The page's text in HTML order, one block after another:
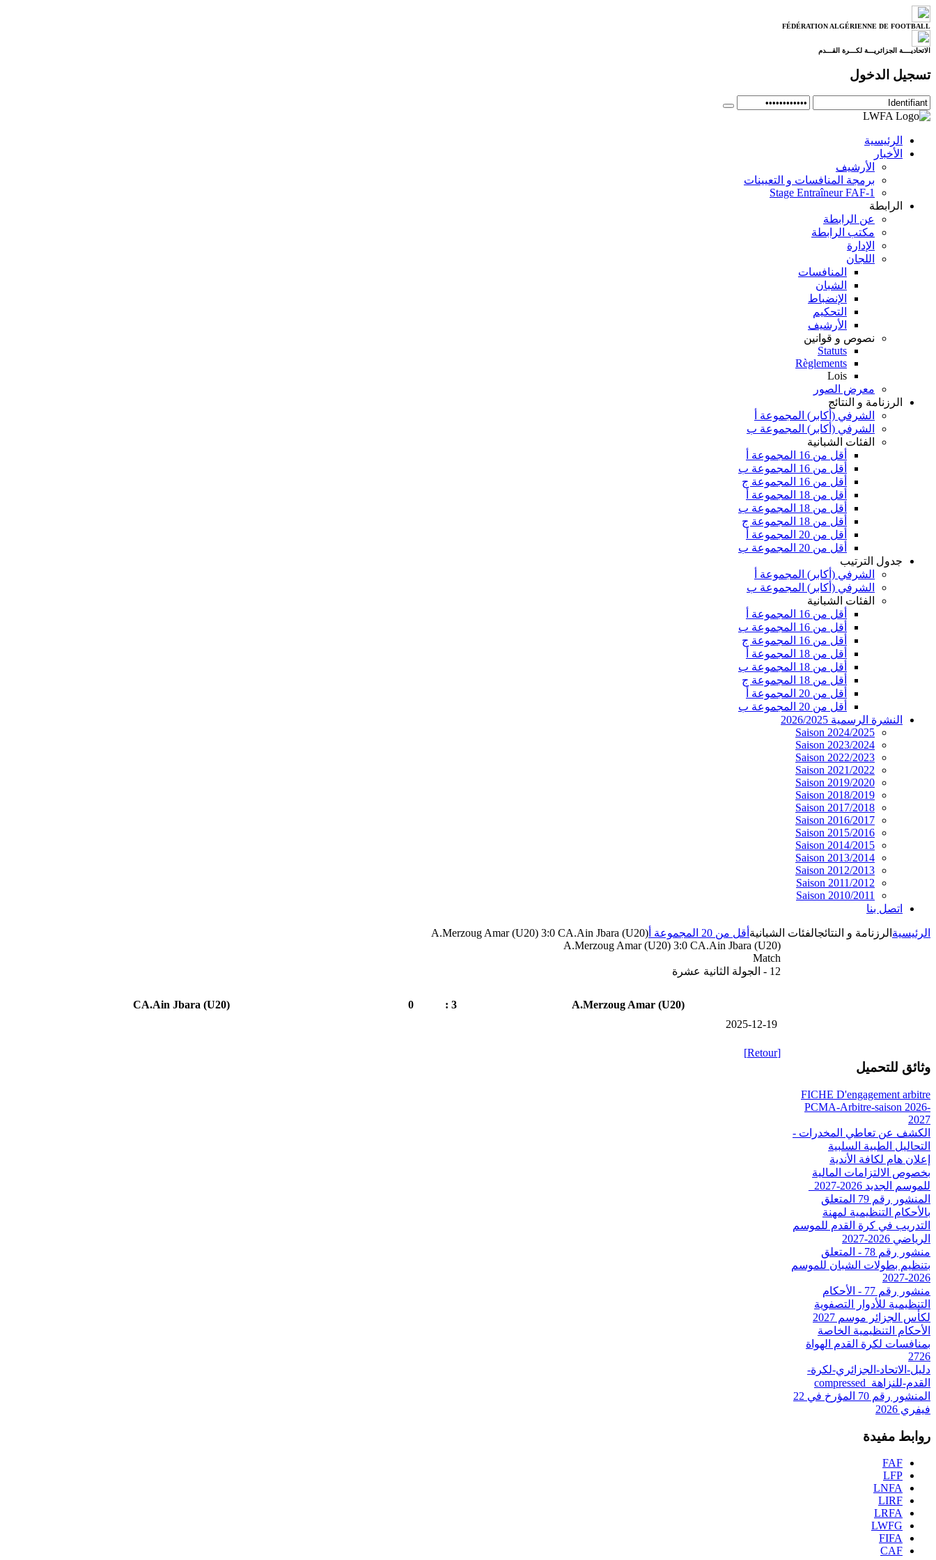
FÉDÉRATION ALGÉRIENNE DE FOOTBALL
الاتحاديــــة الجزائريـــة لكـــرة القـــدم
تسجيل الدخول
الرئيسية
الأخبار
الأرشيف
برمجة المنافسات و التعيينات
Stage Entraîneur FAF-1
الرابطة
عن الرابطة
مكتب الرابطة
الإدارة
اللجان
المنافسات
الشبان
الإنضباط
التحكيم
الأرشيف
نصوص و قوانين
Statuts
Règlements
Lois
معرض الصور
الرزنامة و النتائج
الشرفي (أكابر) المجموعة أ
الشرفي (أكابر) المجموعة ب
الفئات الشبانية
أقل من 16 المجموعة أ
أقل من 16 المجموعة ب
أقل من 16 المجموعة ج
أقل من 18 المجموعة أ
أقل من 18 المجموعة ب
أقل من 18 المجموعة ج
أقل من 20 المجموعة أ
أقل من 20 المجموعة ب
جدول الترتيب
الشرفي (أكابر) المجموعة أ
الشرفي (أكابر) المجموعة ب
الفئات الشبانية
أقل من 16 المجموعة أ
أقل من 16 المجموعة ب
أقل من 16 المجموعة ج
أقل من 18 المجموعة أ
أقل من 18 المجموعة ب
أقل من 18 المجموعة ج
أقل من 20 المجموعة أ
أقل من 20 المجموعة ب
النشرة الرسمية 2026/2025
Saison 2024/2025
Saison 2023/2024
Saison 2022/2023
Saison 2021/2022
Saison 2019/2020
Saison 2018/2019
Saison 2017/2018
Saison 2016/2017
Saison 2015/2016
Saison 2014/2015
Saison 2013/2014
Saison 2012/2013
Saison 2011/2012
Saison 2010/2011
اتصل بنا
الرئيسية الرزنامة و النتائجالفئات الشبانية أقل من 20 المجموعة أ
A.Merzoug Amar (U20) 3:0 CA.Ain Jbara (U20)
A.Merzoug Amar (U20) 3:0 CA.Ain Jbara (U20)
Match
12 - الجولة الثانية عشرة
A.Merzoug Amar (U20)
3 :
0
CA.Ain Jbara (U20)
2025-12-19
[Retour]
وثائق للتحميل
FICHE D'engagement arbitre
PCMA-Arbitre-saison 2026-
2027
الكشف عن تعاطي المخدرات -
التحاليل الطبية السلبية
إعلان هام لكافة الأندية
بخصوص الالتزامات المالية
للموسم الجديد 2026-2027_
المنشور رقم 79 المتعلق
بالأحكام التنظيمية لمهنة
التدريب في كرة القدم للموسم
الرياضي 2026-2027
منشور رقم 78 - المتعلق
بتنظيم بطولات الشبان للموسم
2026-2027
منشور رقم 77 - الأحكام
التنظيمية للأدوار التصفوية
لكأس الجزائر موسم 2027
الأحكام التنظيمية الخاصة
بمنافسات لكرة القدم الهواة
2726
دليل-الاتحاد-الجزائري-لكرة-
القدم-للنزاهة_compressed
المنشور رقم 70 المؤرخ في 22
فيفري 2026
روابط مفيدة
FAF
LFP
LNFA
LIRF
LRFA
LWFG
FIFA
CAF